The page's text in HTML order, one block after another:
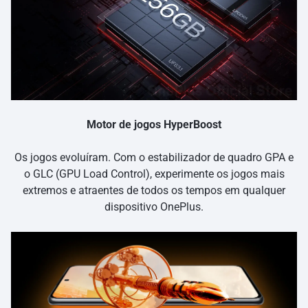
Motor de jogos HyperBoost
Os jogos evoluíram. Com o estabilizador de quadro GPA e
o GLC (GPU Load Control), experimente os jogos mais
extremos e atraentes de todos os tempos em qualquer
dispositivo OnePlus.